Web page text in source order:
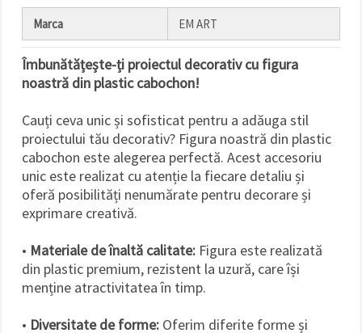
Marca EM ART
Îmbunătățește-ți proiectul decorativ cu figura
noastră din plastic cabochon!
Cauți ceva unic și sofisticat pentru a adăuga stil
proiectului tău decorativ? Figura noastră din plastic
cabochon este alegerea perfectă. Acest accesoriu
unic este realizat cu atenție la fiecare detaliu și
oferă posibilități nenumărate pentru decorare și
exprimare creativă.
• Materiale de înaltă calitate: Figura este realizată
din plastic premium, rezistent la uzură, care își
menține atractivitatea în timp.
• Diversitate de forme: Oferim diferite forme și